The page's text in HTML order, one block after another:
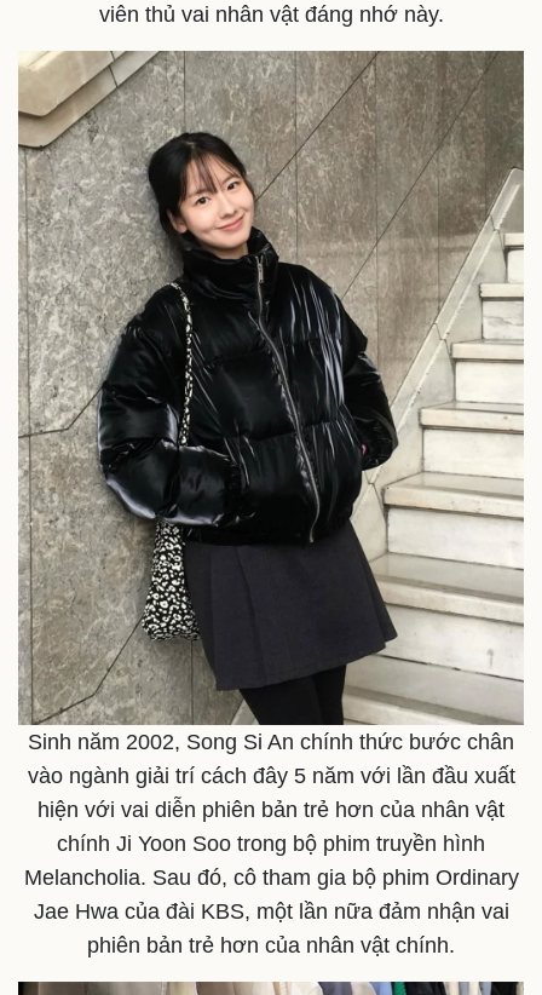
Văn hóa
Sân khấu - Điện ảnh
Văn học
Âm nhạc
Di sản
Giải trí
Nghệ sĩ
Thời trang
viên thủ vai nhân vật đáng nhớ này.
Sinh năm 2002, Song Si An chính thức bước chân
vào ngành giải trí cách đây 5 năm với lần đầu xuất
hiện với vai diễn phiên bản trẻ hơn của nhân vật
chính Ji Yoon Soo trong bộ phim truyền hình
Melancholia. Sau đó, cô tham gia bộ phim Ordinary
Jae Hwa của đài KBS, một lần nữa đảm nhận vai
phiên bản trẻ hơn của nhân vật chính.